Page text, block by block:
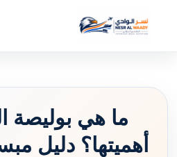
ما هي بوليصة
أهميتها؟ دليل